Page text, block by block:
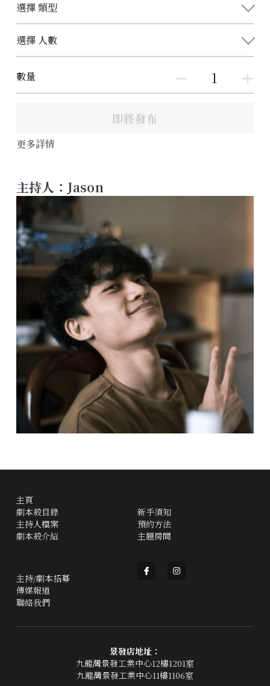
選擇 類型
選擇 人數
數量
即將發布
更多詳情
主持人：Jason
主頁
劇本殺目錄
主持人檔案
劇本殺介紹
新手須知
預約方法
主題房間
主持/劇本招募
傳媒報道
聯絡我們
景發店地址：
九龍灣景發工業中心12樓1201室
九龍灣景發工業中心11樓1106室